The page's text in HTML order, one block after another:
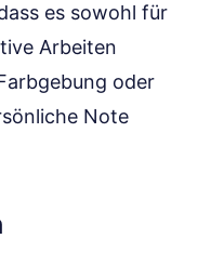
es sowohl für
Arbeiten
oder
Note